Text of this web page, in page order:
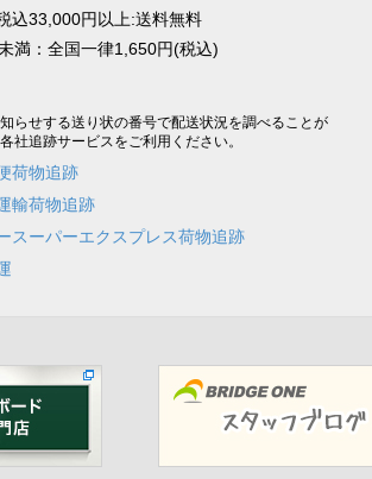
込33,000円以上:送料無料
満：全国一律1,650円(税込)
らせする送り状の番号で配送状況を調べることが
社追跡サービスをご利用ください。
荷物追跡
輸荷物追跡
スーパーエクスプレス荷物追跡